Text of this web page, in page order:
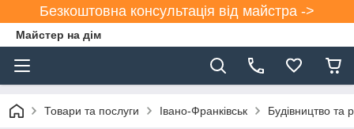
Безкоштовна консультація від майстра ->
Майстер на дім
Товари та послуги Івано-Франківськ Будівництво та